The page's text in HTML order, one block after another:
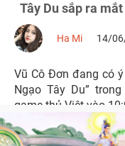
Tây Du sắp ra mắt
Ha Mi 14/
Vũ Cô Đơn đang có
Ngạo Tây Du”
game thủ Việt vào